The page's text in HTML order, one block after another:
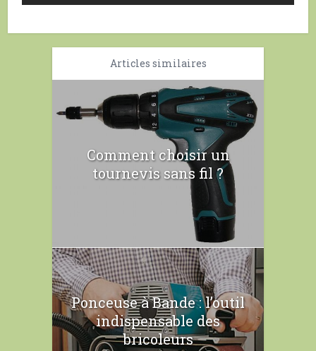
Articles similaires
Comment choisir un
tournevis sans fil ?
Ponceuse à Bande : l’outil
indispensable des
bricoleurs